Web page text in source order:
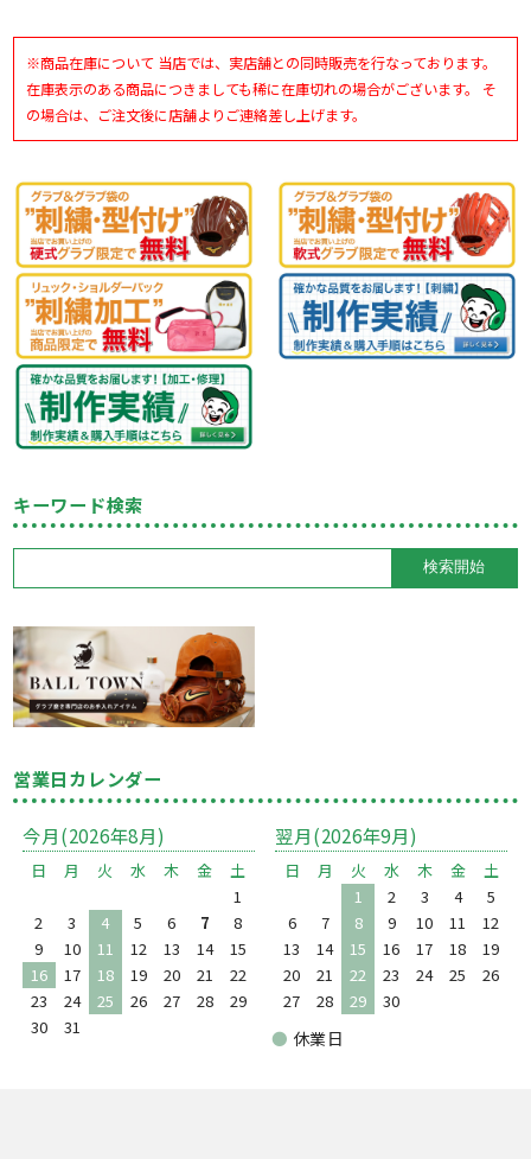
り・影付きの場合、
込)]
※商品在庫について 当店では、実店舗との同時販売を行なっております。
在庫表示のある商品につきましても稀に在庫切れの場合がございます。 そ
の場合は、ご注文後に店舗よりご連絡差し上げます。
キーワード検索
営業日カレンダー
今月(2026年8月)
日 月 火 水 木 金
土
1
2
3 4 5 6 7
8
9
10 11 12 13 14
15
16
17 18 19 20 21
22
23
24 25 26 27 28
29
30
31
翌月(2026年9月)
日 月 火 水 木 金
土
1
2 3 4
5
6
7 8 9 10 11
12
13
14 15 16 17 18
19
20
21 22 23 24 25
26
27
28 29 30
● 休業日